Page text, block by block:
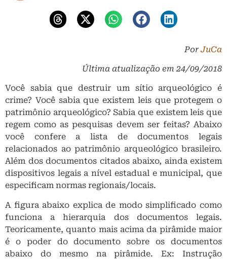
Por JuCa
Última atualização em 24/09/2018
Você sabia que destruir um sítio arqueológico é
crime? Você sabia que existem leis que protegem o
patrimônio arqueológico? Sabia que existem leis que
regem como as pesquisas devem ser feitas? Abaixo
você confere a lista de documentos legais
relacionados ao patrimônio arqueológico brasileiro.
Além dos documentos citados abaixo, ainda existem
dispositivos legais a nível estadual e municipal, que
especificam normas regionais/locais.
A figura abaixo explica de modo simplificado como
funciona a hierarquia dos documentos legais.
Teoricamente, quanto mais acima da pirâmide maior
é o poder do documento sobre os documentos
abaixo do mesmo na pirâmide. Ex: Instrução